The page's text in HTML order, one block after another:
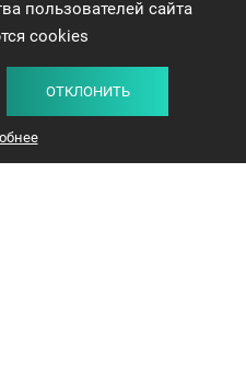
пользователей сайта
cookies
ОТКЛОНИТЬ